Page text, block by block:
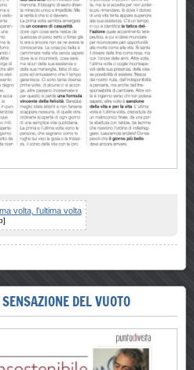
volta, l'ultima volta
DEL VUOTO